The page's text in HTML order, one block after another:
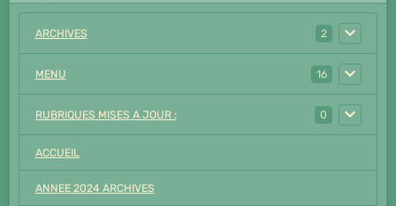
ARCHIVES 2
MENU 16
RUBRIQUES MISES A JOUR : 0
ACCUEIL
ANNEE 2024 ARCHIVES